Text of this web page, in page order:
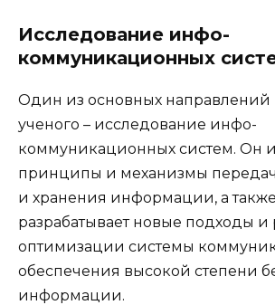
Исследование инфо-
коммуникационных
Один из основных направлений
ученого – исследование инфо-
коммуникационных систем. Он
принципы и механизмы
и хранения информации, а также
разрабатывает новые подходы
оптимизации системы
обеспечения высокой степени
информации.